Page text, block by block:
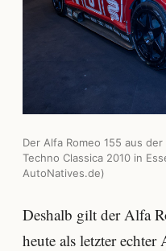
Der Alfa Romeo 155 aus
Techno Classica 2010 in
AutoNatives.de)
Deshalb gilt der Alfa
heute als letzter